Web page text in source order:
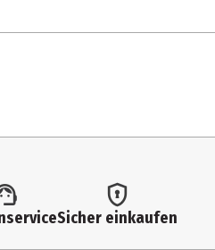
Laminat auf einen Eimer
vermeiden.
Sicher einkaufen